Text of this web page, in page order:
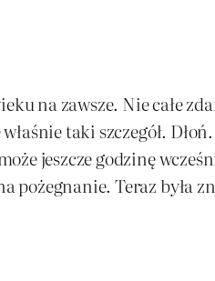
na zawsze. Nie
taki szczegół.
jeszcze godzinę
pożegnanie. Teraz była